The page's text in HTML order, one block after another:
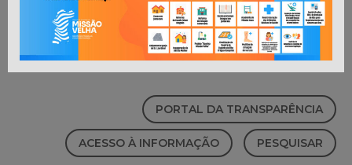
PORTAL DA TRANSPARÊNCIA
ACESSO À INFORMAÇÃO PESQUISAR